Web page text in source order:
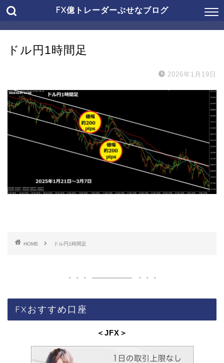
FX億トレーダーぶせなブログ
ドル円1時間足
2026年1月19日
HOME ドル円1時間足
FXおすすめ口座
＜JFX ＞